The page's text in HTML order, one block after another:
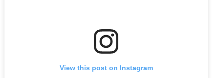
View this post on Instagram